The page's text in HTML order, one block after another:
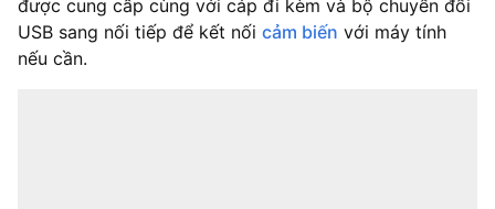
được cung cấp cùng với cáp đi kèm và bộ chuyển đổi
USB sang nối tiếp để kết nối cảm biến với máy tính
nếu cần.